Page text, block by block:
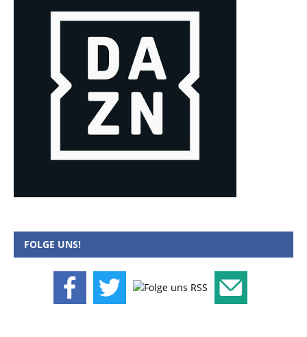
FOLGE UNS!